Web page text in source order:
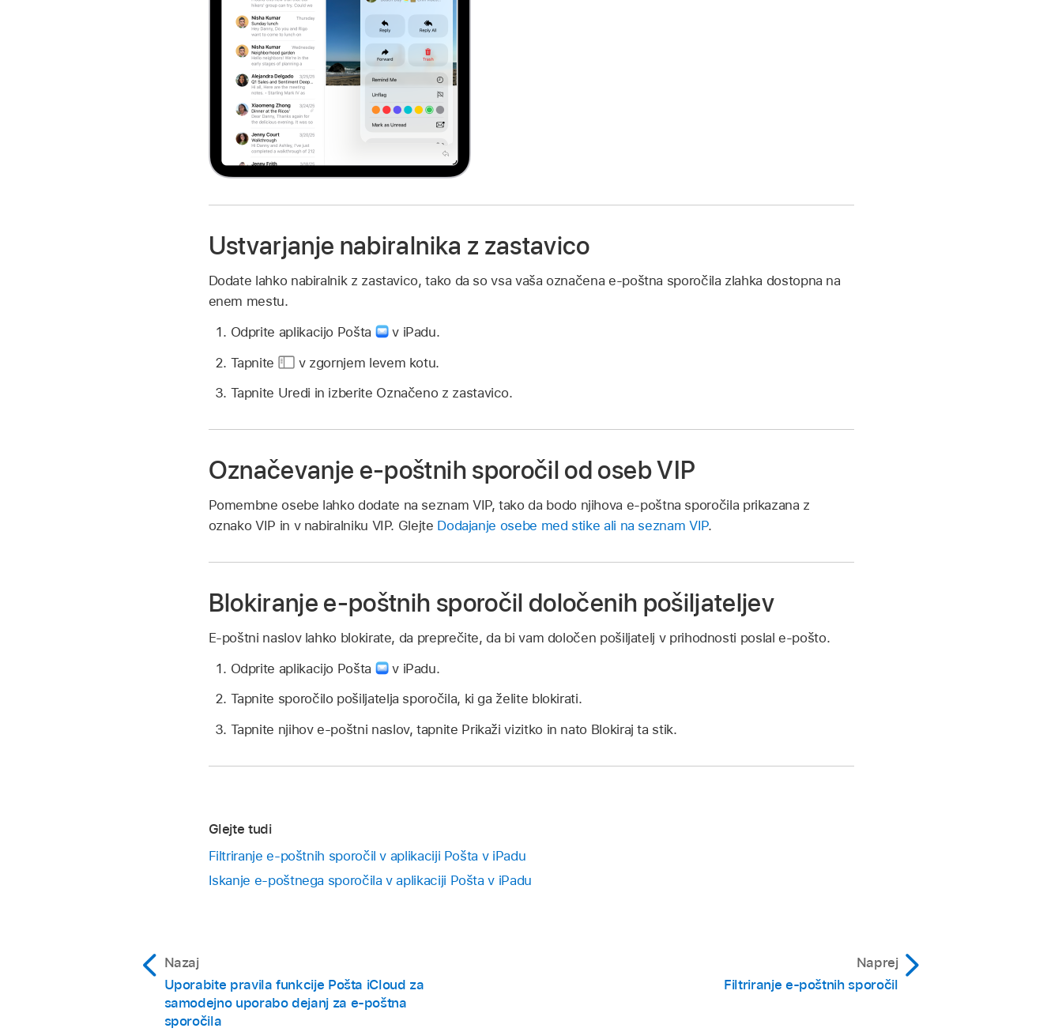
Ustvarjanje nabiralnika z zastavico
Dodate lahko nabiralnik z zastavico, tako da so vsa vaša označena e-poštna sporočila zlahka dostopna na
enem mestu.
Odprite aplikacijo Pošta
v iPadu.
Tapnite
v zgornjem levem kotu.
Tapnite Uredi in izberite Označeno z zastavico.
Označevanje e-poštnih sporočil od oseb VIP
Pomembne osebe lahko dodate na seznam VIP, tako da bodo njihova e-poštna sporočila prikazana z
oznako VIP in v nabiralniku VIP. Glejte Dodajanje osebe med stike ali na seznam VIP.
Blokiranje e-poštnih sporočil določenih pošiljateljev
E-poštni naslov lahko blokirate, da preprečite, da bi vam določen pošiljatelj v prihodnosti poslal e-pošto.
Odprite aplikacijo Pošta
v iPadu.
Tapnite sporočilo pošiljatelja sporočila, ki ga želite blokirati.
Tapnite njihov e-poštni naslov, tapnite Prikaži vizitko in nato Blokiraj ta stik.
Glejte tudi
Filtriranje e-poštnih sporočil v aplikaciji Pošta v iPadu
Iskanje e-poštnega sporočila v aplikaciji Pošta v iPadu
Nazaj
Uporabite pravila funkcije Pošta iCloud za
samodejno uporabo dejanj za e-poštna
sporočila
Naprej
Filtriranje e-poštnih sporočil